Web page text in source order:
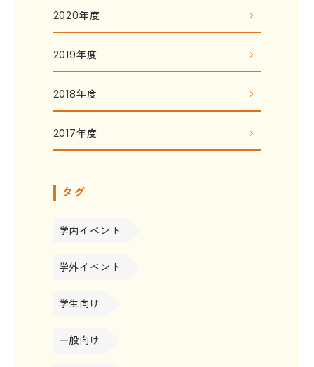
2020年度
2019年度
2018年度
2017年度
タグ
学内イベント
学外イベント
学生向け
一般向け